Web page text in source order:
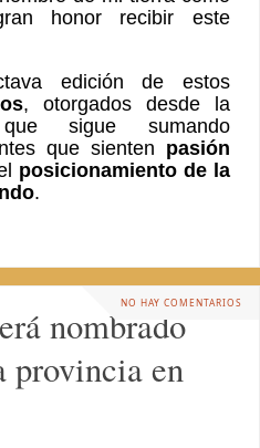
honor recibir este
edición de estos
, otorgados desde la
sigue sumando
que sienten pasión
posicionamiento de la
.
NO HAY COMENTARIOS
nombrado
provincia en